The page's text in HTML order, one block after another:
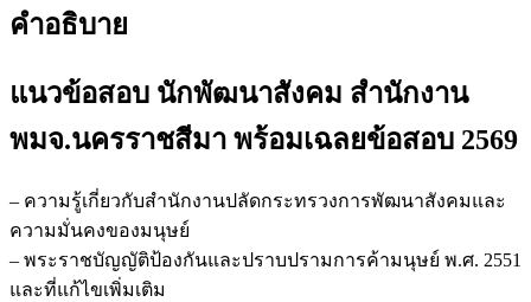
คำอธิบาย
แนวข้อสอบ นักพัฒนาสังคม สำนักงาน
พมจ.นครราชสีมา พร้อมเฉลยข้อสอบ 2569
– ความรู้เกี่ยวกับสำนักงานปลัดกระทรวงการพัฒนาสังคมและ
ความมั่นคงของมนุษย์
– พระราชบัญญัติป้องกันและปราบปรามการค้ามนุษย์ พ.ศ. 2551
และที่แก้ไขเพิ่มเติม